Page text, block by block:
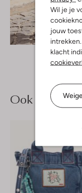
Wil je je
jouw
klacht
Ontdek
Ook iets voor